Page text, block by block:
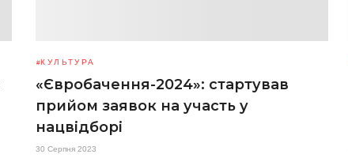
КУЛЬТУРА
«Євробачення-2024»: стартував
прийом заявок на участь у
нацвідборі
30 Серпня 2023